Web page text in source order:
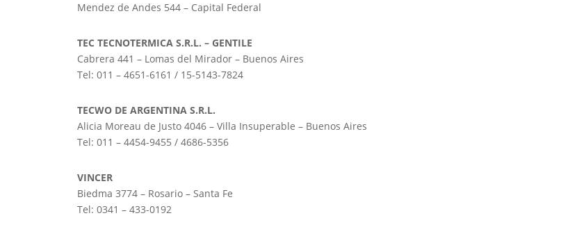
Mendez de Andes 544 – Capital Federal
TEC TECNOTERMICA S.R.L. – GENTILE
Cabrera 441 – Lomas del Mirador – Buenos Aires
Tel: 011 – 4651-6161 / 15-5143-7824
TECWO DE ARGENTINA S.R.L.
Alicia Moreau de Justo 4046 – Villa Insuperable – Buenos Aires
Tel: 011 – 4454-9455 / 4686-5356
VINCER
Biedma 3774 – Rosario – Santa Fe
Tel: 0341 – 433-0192